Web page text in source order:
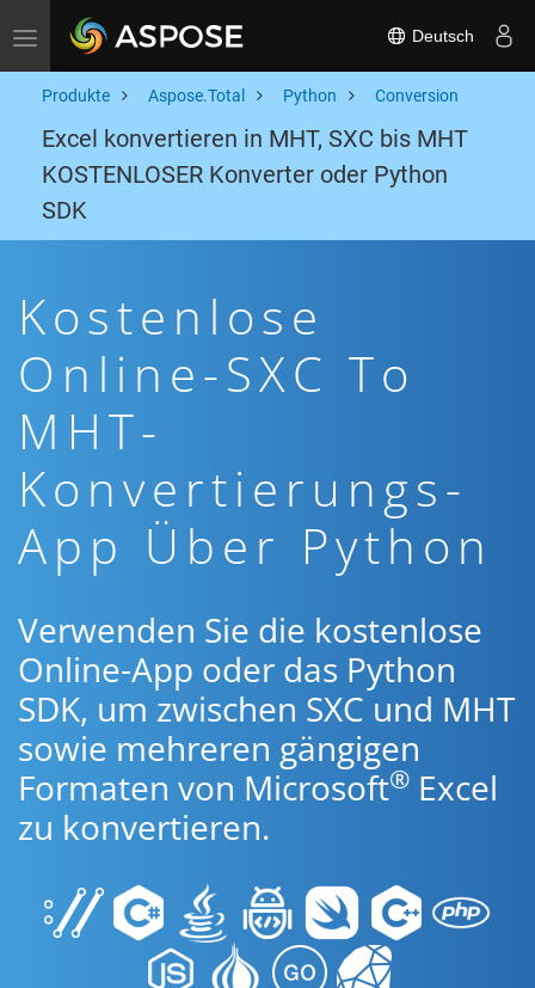
Toggle navigation Deutsch
Produkte Aspose.Total Python Conversion
Excel konvertieren in MHT, SXC bis MHT
KOSTENLOSER Konverter oder Python
SDK
Kostenlose
Online-SXC To
MHT-
Konvertierungs-
App Über Python
Verwenden Sie die kostenlose
Online-App oder das Python
SDK, um zwischen SXC und MHT
sowie mehreren gängigen
Formaten von Microsoft® Excel
zu konvertieren.